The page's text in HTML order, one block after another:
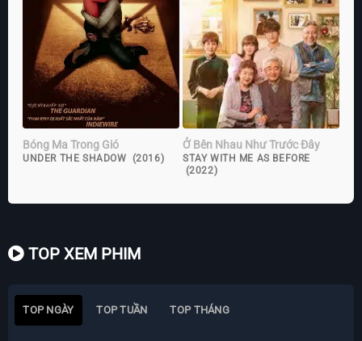
Bóng Ma Trong Gió
UNDER THE SHADOW (2016)
Ở Bên Nhau Như Trước Đây
STAY WITH ME AS BEFORE
(2022)
TOP XEM PHIM
TOP NGÀY TOP TUẦN TOP THÁNG